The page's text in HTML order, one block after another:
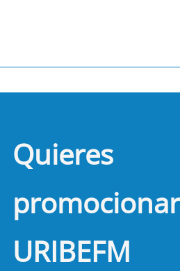
Quieres
URIBEFM